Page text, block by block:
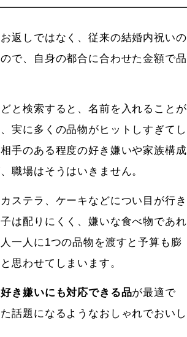
返しではなく、従来の結婚内祝いの
で、自身の都合に合わせた金額で品
と検索すると、名前を入れることが
実に多くの品物がヒットしすぎてし
手のある程度の好き嫌いや家族構成
職場はそうはいきません。
ステラ、ケーキなどについ目が行き
は配りにくく、嫌いな食べ物であれ
一人に1つの品物を渡すと予算も膨
思わせてしまいます。
き嫌いにも対応できる品が最適で
話題になるようなおしゃれでおいし